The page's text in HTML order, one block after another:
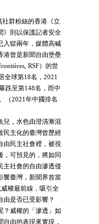
群粉絲的香港《立
》則以保護記者安全
入獄兩年，媒體高喊
港曾是新聞自由堡壘
RSF）的世
全球第18名，2021
跌至第148名，而中
（2021年中國排名
兒，水色由澄清漸混
民主化的臺灣曾歷經
由民主社會裡，被視
，可預見的，將如同
主社會的自由滲透侵
響臺灣，新聞界首當
權最前線，吸引全
由是否已受影響？
？威權的「滲透」如
由的表現來實現，